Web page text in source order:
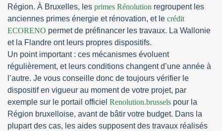
Région. À Bruxelles, les primes Rénolution regroupent les
anciennes primes énergie et rénovation, et le crédit
ECORENO permet de préfinancer les travaux. La Wallonie
et la Flandre ont leurs propres dispositifs.
Un point important : ces mécanismes évoluent
régulièrement, et leurs conditions changent d’une année à
l’autre. Je vous conseille donc de toujours vérifier le
dispositif en vigueur au moment de votre projet, par
exemple sur le portail officiel Renolution.brussels pour la
Région bruxelloise, avant de bâtir votre budget. Dans la
plupart des cas, les aides supposent des travaux réalisés